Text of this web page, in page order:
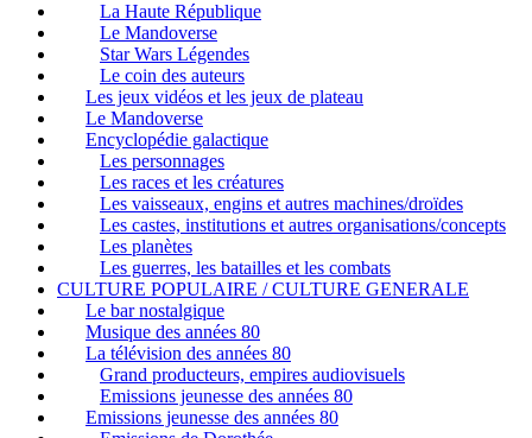
La Haute République
Le Mandoverse
Star Wars Légendes
Le coin des auteurs
Les jeux vidéos et les jeux de plateau
Le Mandoverse
Encyclopédie galactique
Les personnages
Les races et les créatures
Les vaisseaux, engins et autres machines/droïdes
Les castes, institutions et autres organisations/concepts
Les planètes
Les guerres, les batailles et les combats
CULTURE POPULAIRE / CULTURE GENERALE
Le bar nostalgique
Musique des années 80
La télévision des années 80
Grand producteurs, empires audiovisuels
Emissions jeunesse des années 80
Emissions jeunesse des années 80